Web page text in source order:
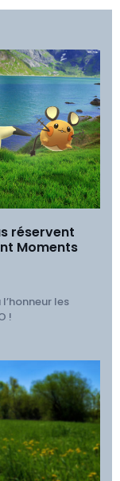
réservent
Moments
les
!